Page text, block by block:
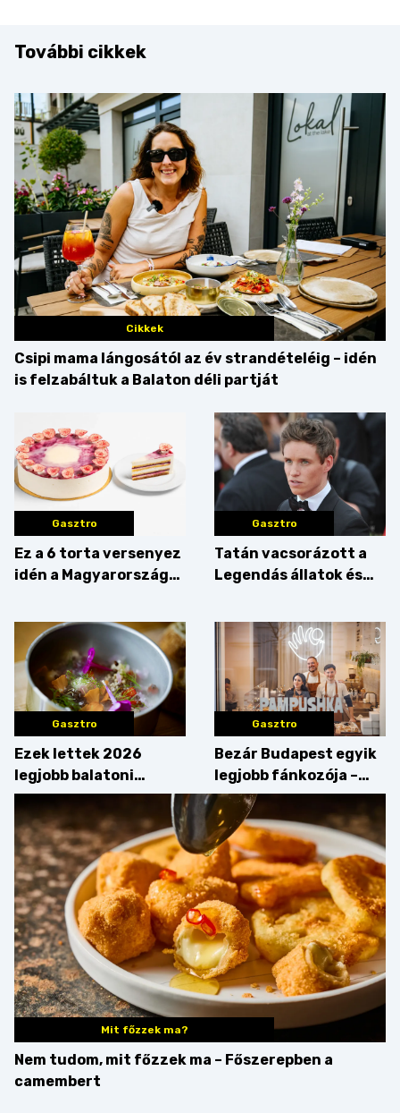
További cikkek
Cikkek
Csipi mama lángosától az év strandételéig – idén
is felzabáltuk a Balaton déli partját
Gasztro
Ez a 6 torta versenyez
idén a Magyarország
Gasztro
Tatán vacsorázott a
Legendás állatok és
Gasztro
Ezek lettek 2026
legjobb balatoni
strandételei –
végigkóstoltuk a
győzteseket
Gasztro
Bezár Budapest egyik
legjobb fánkozója –
búcsúzik a Pampushka
Mit főzzek ma?
Nem tudom, mit főzzek ma – Főszerepben a
camembert